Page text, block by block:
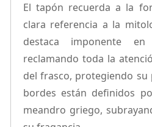
El tapón recuerda a la
clara referencia a la
destaca imponente
reclamando toda la
del frasco, protegiendo su
bordes están definidos
meandro griego,